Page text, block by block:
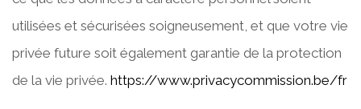
utilisées et sécurisées soigneusement, et que votre vie
privée future soit également garantie de la protection
de la vie privée. https://www.privacycommission.be/fr